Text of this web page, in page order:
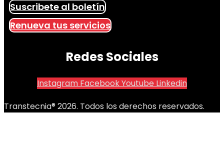
Suscribete al boletín
Renueva tus servicios
Redes Sociales
Instagram FacebookYoutube Linkedin
Transtecnia® 2026. Todos los derechos reservados.